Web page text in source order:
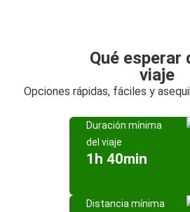
Qué esperar
viaje
Opciones rápidas, fáciles y
Duración mínima
del viaje
1h 40min
Distancia mínima